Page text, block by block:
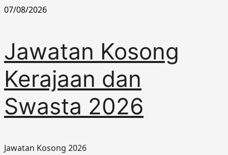
Skip
07/08/2026
Jawatan Kosong
Kerajaan dan
Swasta 2026
Jawatan Kosong 2026